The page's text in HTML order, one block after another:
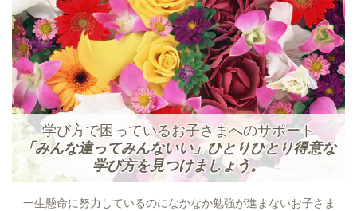
学び方で困っているお子さまへのサポート
「みんな違ってみんないい」ひとりひとり得意な
学び方を見つけましょう。
一生懸命に努力しているのになかなか勉強が進まないお子さま